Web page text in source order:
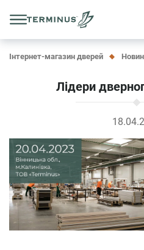
Інтернет-магазин дверей
Лідери